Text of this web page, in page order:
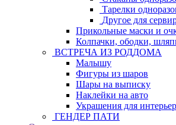
Тарелки
Другое для
Прикольные маски и
Колпачки, ободки,
ВСТРЕЧА ИЗ РОДДОМА
Малышу
Фигуры из шаров
Шары на выписку
Наклейки на авто
Украшения для
ГЕНДЕР ПАТИ